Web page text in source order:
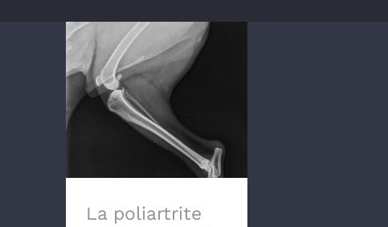
La poliartrite nel cane
e nel gatto è una
malattia articolare
generata da una
alterazione del sistema
immunitario
dell’animale.
La poliartrite